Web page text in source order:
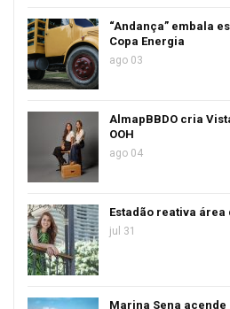
“Andança” embala
Copa Energia
ago 03
AlmapBBDO cria
OOH
ago 04
Estadão reativa
jul 31
Marina Sena